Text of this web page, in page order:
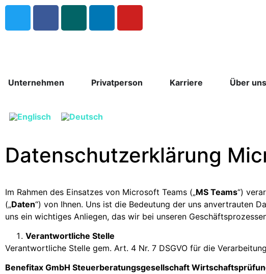
Unternehmen Privatperson Karriere Über uns
Datenschutzerklärung
Im Rahmen des Einsatzes von Microsoft Teams („MS Teams“)
(„Daten“) von Ihnen. Uns ist die Bedeutung der uns anvertrauten
uns ein wichtiges Anliegen, das wir bei unseren
Verantwortliche Stelle
Verantwortliche Stelle gem. Art. 4 Nr. 7 DSGVO für die
Benefitax GmbH Steuerberatungsgesellschaft